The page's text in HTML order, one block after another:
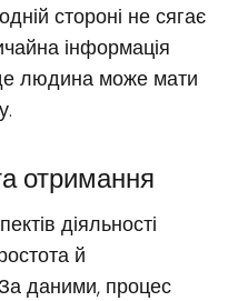
стороні не сягає
інформація
людина може мати
отримання
діяльності
й
даними, процес